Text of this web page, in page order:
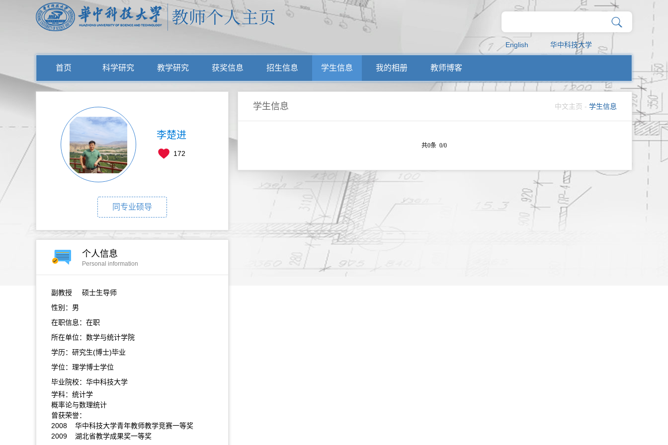
English 华中科技大学
首页 科学研究 教学研究 获奖信息 招生信息 学生信息 我的相册 教师博客
李楚进
172
同专业硕导
个人信息
Personal information
副教授
硕士生导师
性别：男
在职信息：在职
所在单位：数学与统计学院
学历：研究生(博士)毕业
学位：理学博士学位
毕业院校：华中科技大学
学科：统计学
概率论与数理统计
曾获荣誉：
2008 华中科技大学青年教师教学竞赛一等奖
2009 湖北省教学成果奖一等奖
学生信息 中文主页 - 学生信息
共0条 0/0